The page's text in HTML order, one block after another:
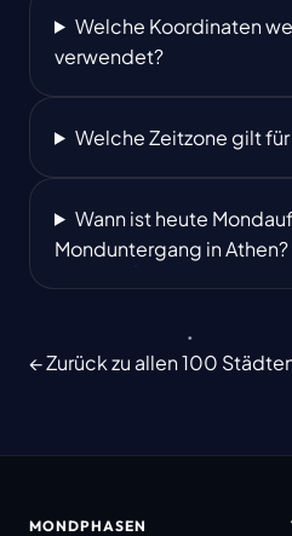
Welche Koordinaten
verwendet?
Welche Zeitzone gilt
Wann ist heute
Monduntergang in Athen?
← Zurück zu allen 100
MONDPHASEN